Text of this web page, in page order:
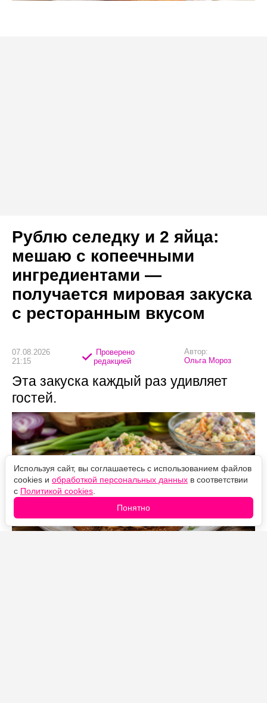
Рублю селедку и 2 яйца:
мешаю с копеечными
ингредиентами —
получается мировая закуска
с ресторанным вкусом
07.08.2026
21:15
Проверено
редакцией
Автор:
Ольга Мороз
Эта закуска каждый раз удивляет
гостей.
Используя сайт, вы соглашаетесь с использованием файлов
cookies и обработкой персональных данных в соответствии
с Политикой cookies
Понятно